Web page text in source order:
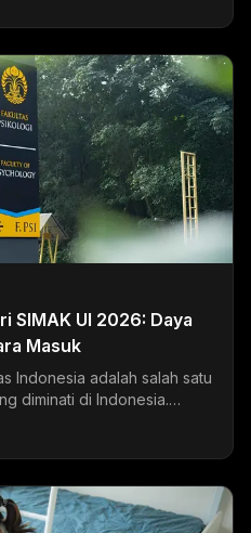
SIMAK UI 2026: Daya
Masuk
Indonesia adalah salah satu
diminati di Indonesia.